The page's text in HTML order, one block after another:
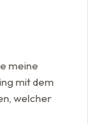
meine
mit dem
welcher